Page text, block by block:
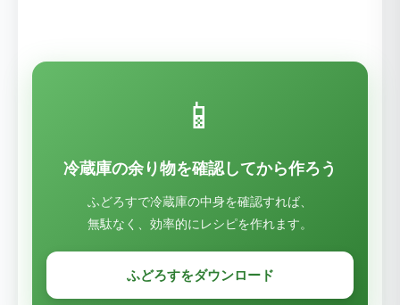
📱
冷蔵庫の余り物を確認してから作ろう
ふどろすで冷蔵庫の中身を確認すれば、
無駄なく、効率的にレシピを作れます。
ふどろすをダウンロード